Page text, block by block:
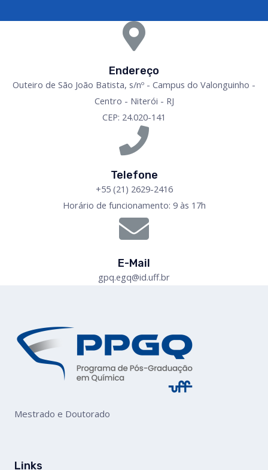
Endereço
Outeiro de São João Batista, s/nº - Campus do Valonguinho -
Centro - Niterói - RJ
CEP: 24.020-141
Telefone
+55 (21) 2629-2416
Horário de funcionamento: 9 às 17h
E-Mail
gpq.egq@id.uff.br
Mestrado e Doutorado
Links